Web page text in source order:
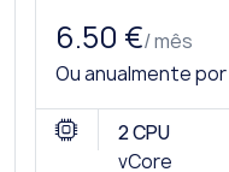
6.50 €/ mês
Ou anualmente por
2 CPU
vCore